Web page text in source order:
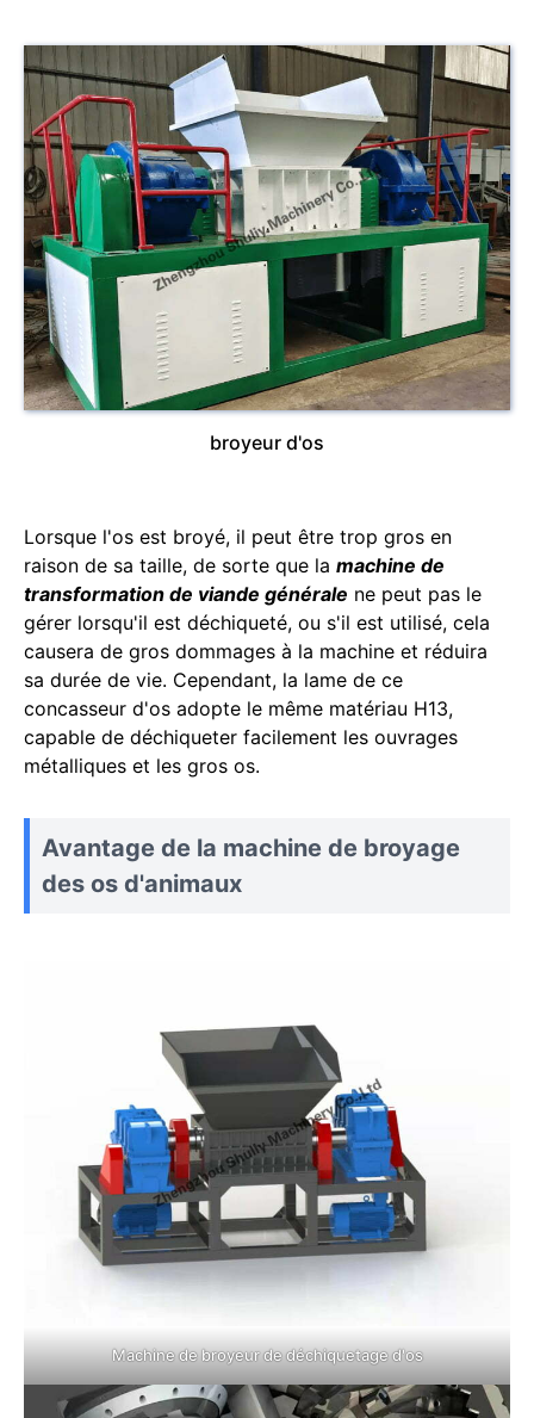
broyeur d'os
Lorsque l'os est broyé, il peut être trop gros en
raison de sa taille, de sorte que la machine de
transformation de viande générale ne peut pas le
gérer lorsqu'il est déchiqueté, ou s'il est utilisé, cela
causera de gros dommages à la machine et réduira
sa durée de vie. Cependant, la lame de ce
concasseur d'os adopte le même matériau H13,
capable de déchiqueter facilement les ouvrages
métalliques et les gros os.
Avantage de la machine de broyage
des os d'animaux
Machine de broyeur de déchiquetage d'os